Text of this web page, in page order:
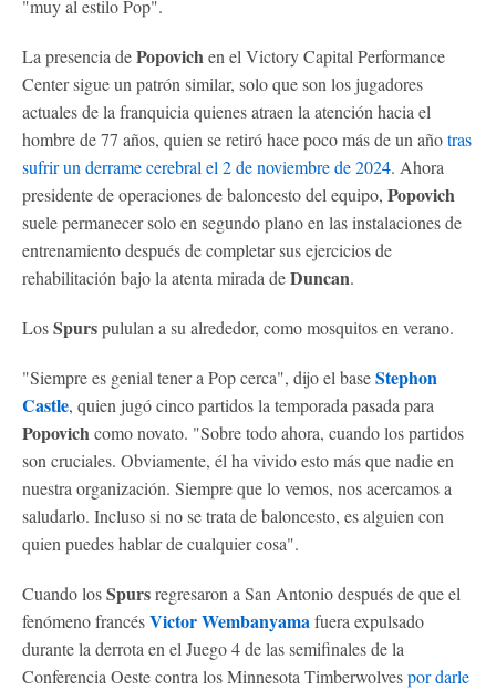
"muy al estilo Pop".
La presencia dePopovichen el Victory Capital Performance
Center sigue un patrón similar, solo que son los jugadores
actuales de la franquicia quienes atraen la atención hacia el
hombre de 77 años, quien se retiró hace poco más de un añotras
sufrir un derrame cerebral el 2 de noviembre de 2024. Ahora
presidente de operaciones de baloncesto del equipo, Popovich
suele permanecer solo en segundo plano en las instalaciones de
entrenamiento después de completar sus ejercicios de
rehabilitación bajo la atenta mirada deDuncan.
LosSpurspululan a su alrededor, como mosquitos en verano.
"Siempre es genial tener a Pop cerca", dijo el baseStephon
Castle, quien jugó cinco partidos la temporada pasada para
Popovichcomo novato. "Sobre todo ahora, cuando los partidos
son cruciales. Obviamente, él ha vivido esto más que nadie en
nuestra organización. Siempre que lo vemos, nos acercamos a
saludarlo. Incluso si no se trata de baloncesto, es alguien con
quien puedes hablar de cualquier cosa".
Cuando losSpursregresaron a San Antonio después de que el
fenómeno francésVictor Wembanyamafuera expulsado
durante la derrota en el Juego 4 de las semifinales de la
Conferencia Oeste contra los Minnesota Timberwolvespor darle